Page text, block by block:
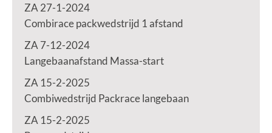
ZA 27-1-2024
Combirace packwedstrijd 1 afstand
ZA 7-12-2024
Langebaanafstand Massa-start
ZA 15-2-2025
Combiwedstrijd Packrace langebaan
ZA 15-2-2025